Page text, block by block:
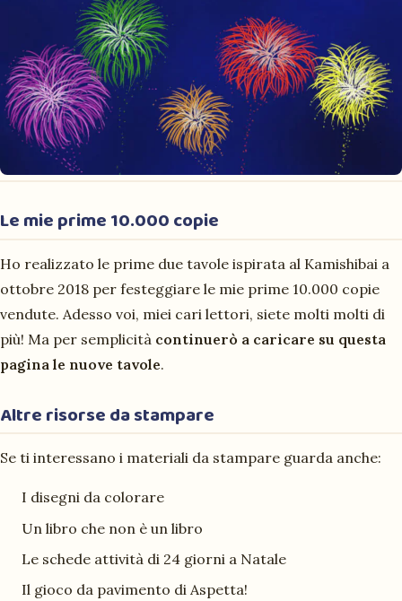
Le mie prime 10.000 copie
Ho realizzato le prime due tavole ispirata al Kamishibai a
ottobre 2018 per festeggiare le mie prime 10.000 copie
vendute. Adesso voi, miei cari lettori, siete molti molti di
più! Ma per semplicità continuerò a caricare su questa
pagina le nuove tavole.
Altre risorse da stampare
Se ti interessano i materiali da stampare guarda anche:
I disegni da colorare
Un libro che non è un libro
Le schede attività di 24 giorni a Natale
Il gioco da pavimento di Aspetta!